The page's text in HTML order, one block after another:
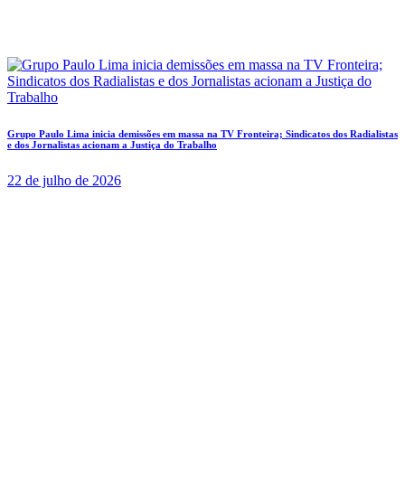
Grupo Paulo Lima inicia demissões em massa na TV Fronteira; Sindicatos dos Radialistas
e dos Jornalistas acionam a Justiça do Trabalho
22 de julho de 2026